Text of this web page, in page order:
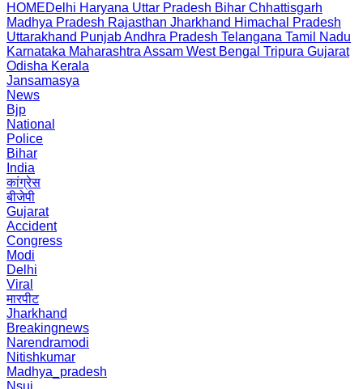
HOMEDelhi Haryana Uttar Pradesh Bihar Chhattisgarh
Madhya Pradesh Rajasthan Jharkhand Himachal Pradesh
Uttarakhand PunjabAndhra Pradesh Telangana Tamil Nadu
Karnataka Maharashtra Assam West Bengal Tripura Gujarat
Odisha Kerala
Jansamasya
News
Bjp
National
Police
Bihar
India
कांग्रेस
बीजेपी
Gujarat
Accident
Congress
Modi
Delhi
Viral
मारपीट
Jharkhand
Breakingnews
Narendramodi
Nitishkumar
Madhya_pradesh
Nsui